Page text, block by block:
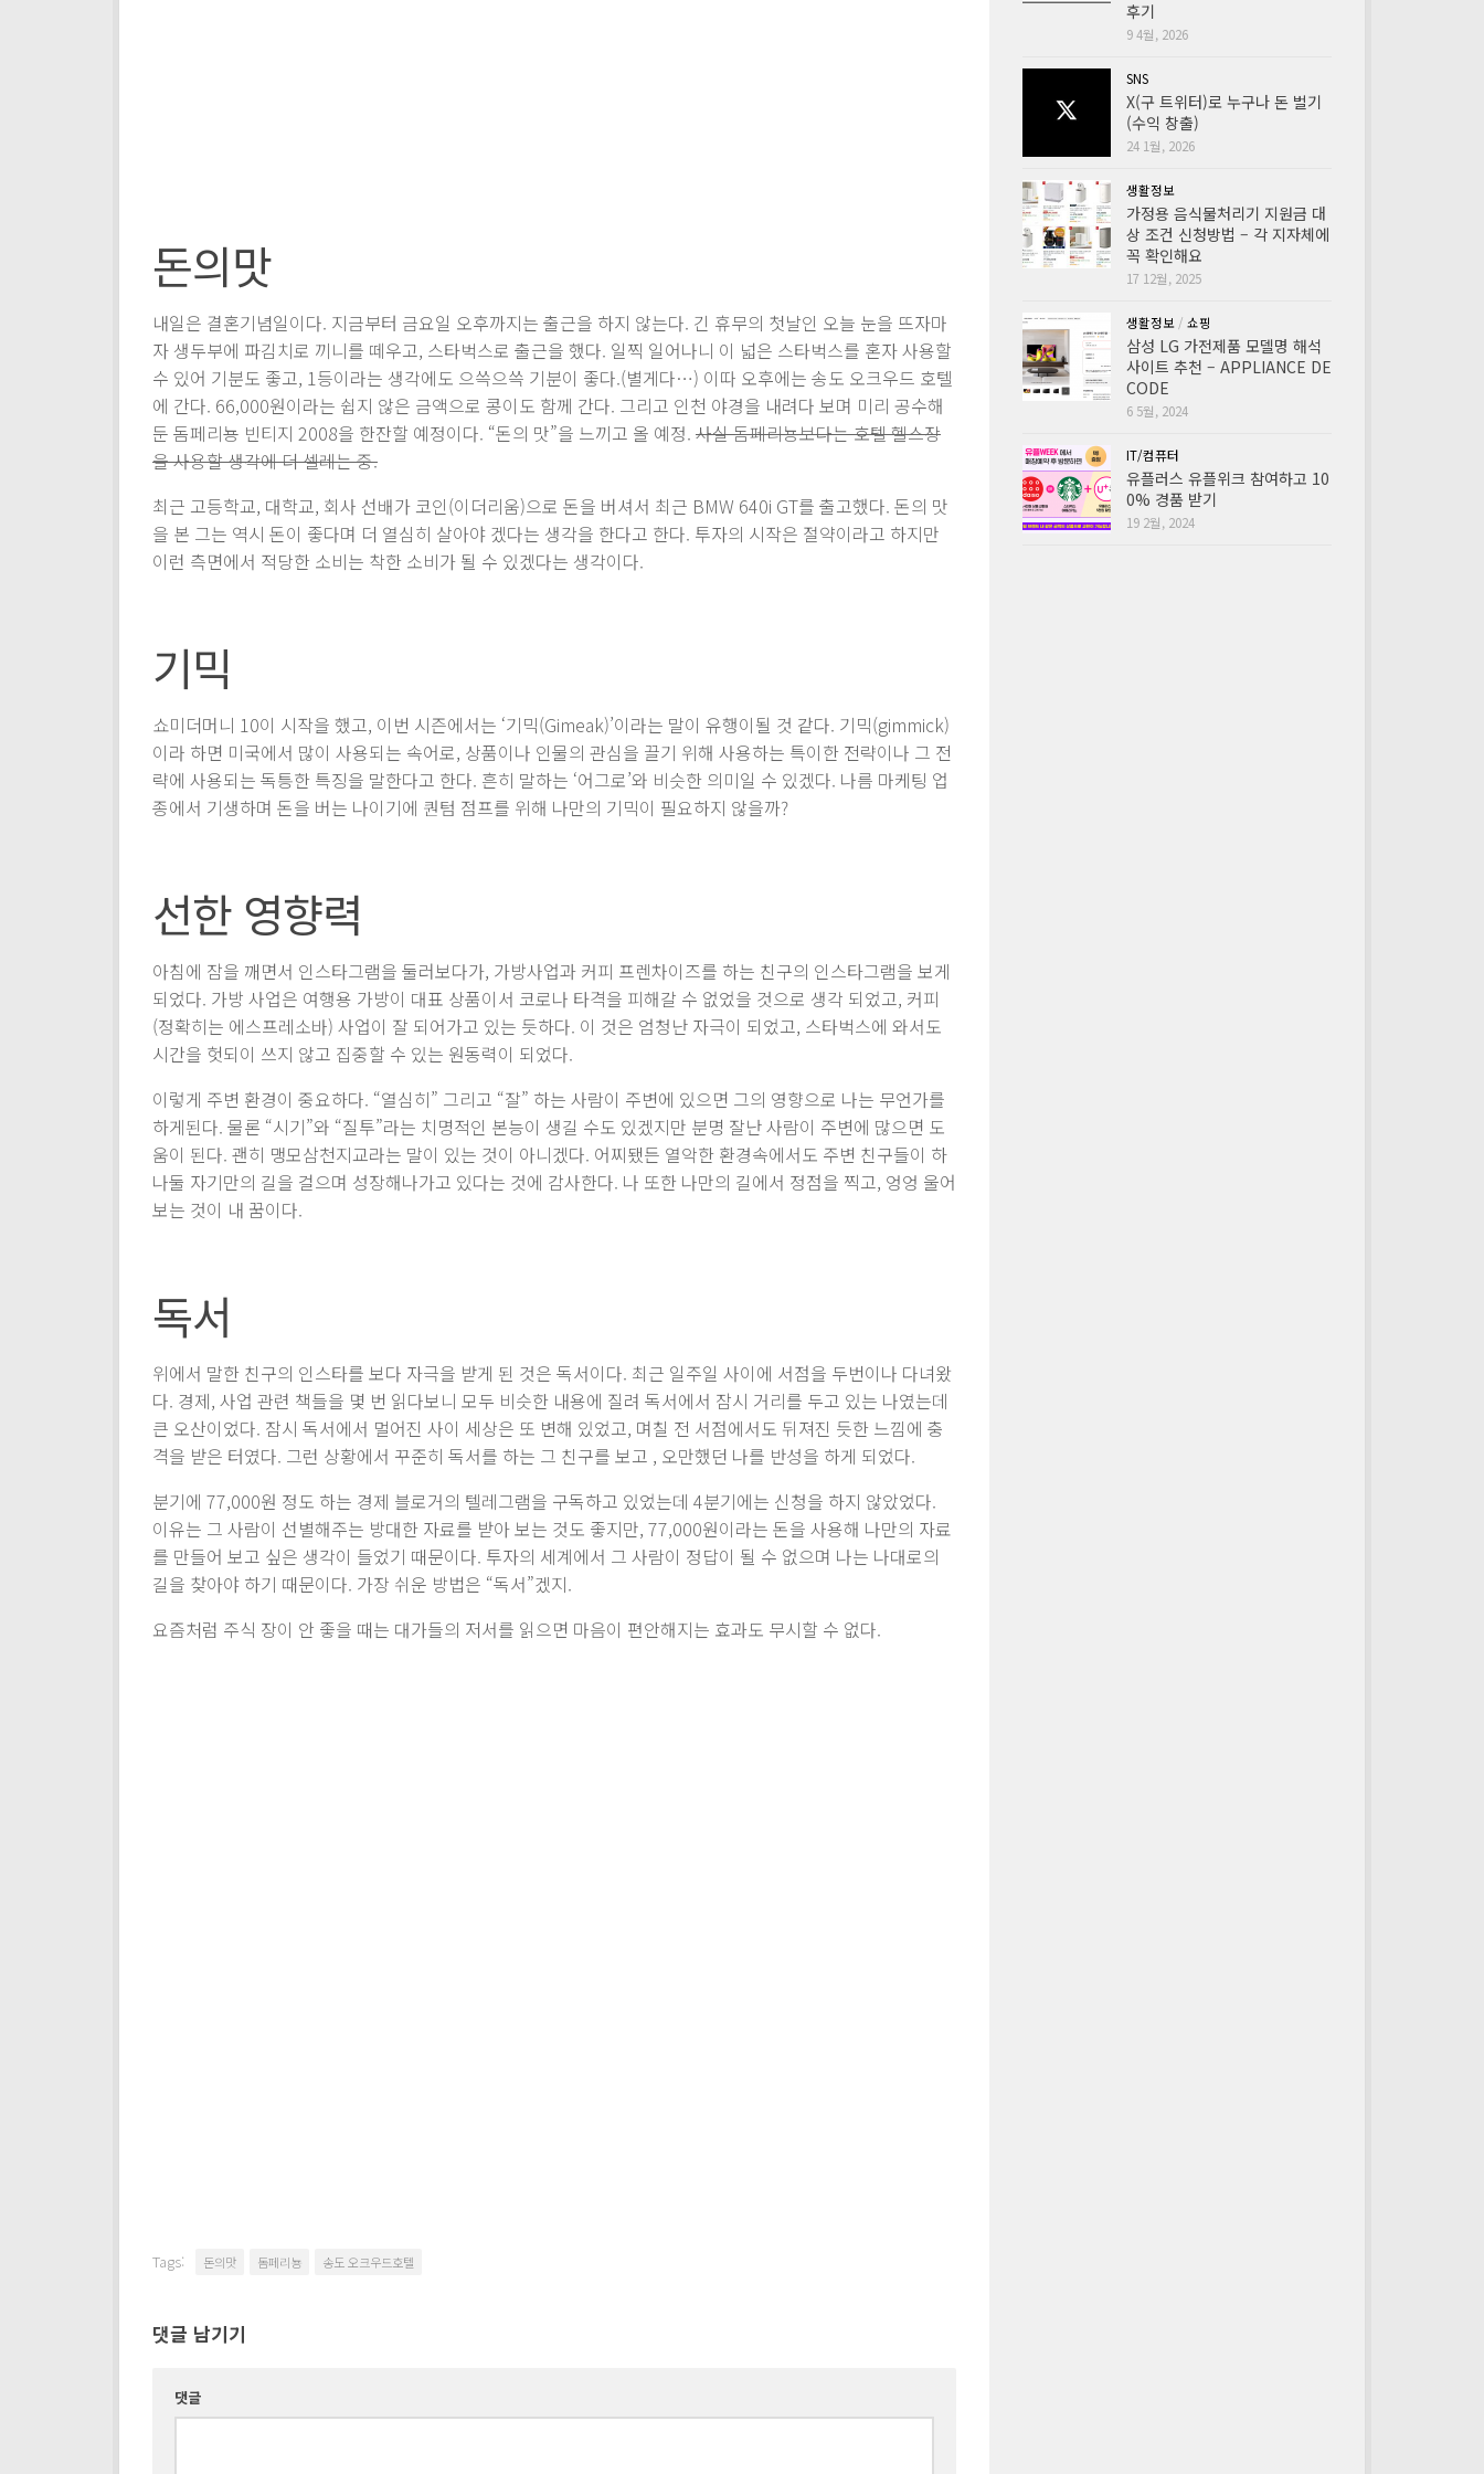
돈의맛
내일은 결혼기념일이다. 지금부터 금요일 오후까지는 출근을 하지 않는다. 긴 휴무의 첫날인 오늘 눈을 뜨자마
자 생두부에 파김치로 끼니를 떼우고, 스타벅스로 출근을 했다. 일찍 일어나니 이 넓은 스타벅스를 혼자 사용할
수 있어 기분도 좋고, 1등이라는 생각에도 으쓱으쓱 기분이 좋다.(별게다…) 이따 오후에는 송도 오크우드 호텔
에 간다. 66,000원이라는 쉽지 않은 금액으로 콩이도 함께 간다. 그리고 인천 야경을 내려다 보며 미리 공수해
둔 돔페리뇽 빈티지 2008을 한잔할 예정이다. “돈의 맛”을 느끼고 올 예정. 사실 돔페리뇽보다는 호텔 헬스장
을 사용할 생각에 더 셀레는 중.
최근 고등학교, 대학교, 회사 선배가 코인(이더리움)으로 돈을 버셔서 최근 BMW 640i GT를 출고했다. 돈의 맛
을 본 그는 역시 돈이 좋다며 더 열심히 살아야 겠다는 생각을 한다고 한다. 투자의 시작은 절약이라고 하지만
이런 측면에서 적당한 소비는 착한 소비가 될 수 있겠다는 생각이다.
기믹
쇼미더머니 10이 시작을 했고, 이번 시즌에서는 ‘기믹(Gimeak)’이라는 말이 유행이될 것 같다. 기믹(gimmick)
이라 하면 미국에서 많이 사용되는 속어로, 상품이나 인물의 관심을 끌기 위해 사용하는 특이한 전략이나 그 전
략에 사용되는 독틍한 특징을 말한다고 한다. 흔히 말하는 ‘어그로’와 비슷한 의미일 수 있겠다. 나름 마케팅 업
종에서 기생하며 돈을 버는 나이기에 퀀텀 점프를 위해 나만의 기믹이 필요하지 않을까?
선한 영향력
아침에 잠을 깨면서 인스타그램을 둘러보다가, 가방사업과 커피 프렌차이즈를 하는 친구의 인스타그램을 보게
되었다. 가방 사업은 여행용 가방이 대표 상품이서 코로나 타격을 피해갈 수 없었을 것으로 생각 되었고, 커피
(정확히는 에스프레소바) 사업이 잘 되어가고 있는 듯하다. 이 것은 엄청난 자극이 되었고, 스타벅스에 와서도
시간을 헛되이 쓰지 않고 집중할 수 있는 원동력이 되었다.
이렇게 주변 환경이 중요하다. “열심히” 그리고 “잘” 하는 사람이 주변에 있으면 그의 영향으로 나는 무언가를
하게된다. 물론 “시기”와 “질투”라는 치명적인 본능이 생길 수도 있겠지만 분명 잘난 사람이 주변에 많으면 도
움이 된다. 괜히 맹모삼천지교라는 말이 있는 것이 아니겠다. 어찌됐든 열악한 환경속에서도 주변 친구들이 하
나둘 자기만의 길을 걸으며 성장해나가고 있다는 것에 감사한다. 나 또한 나만의 길에서 정점을 찍고, 엉엉 울어
보는 것이 내 꿈이다.
독서
위에서 말한 친구의 인스타를 보다 자극을 받게 된 것은 독서이다. 최근 일주일 사이에 서점을 두번이나 다녀왔
다. 경제, 사업 관련 책들을 몇 번 읽다보니 모두 비슷한 내용에 질려 독서에서 잠시 거리를 두고 있는 나였는데
큰 오산이었다. 잠시 독서에서 멀어진 사이 세상은 또 변해 있었고, 며칠 전 서점에서도 뒤져진 듯한 느낌에 충
격을 받은 터였다. 그런 상황에서 꾸준히 독서를 하는 그 친구를 보고 , 오만했던 나를 반성을 하게 되었다.
분기에 77,000원 정도 하는 경제 블로거의 텔레그램을 구독하고 있었는데 4분기에는 신청을 하지 않았었다.
이유는 그 사람이 선별해주는 방대한 자료를 받아 보는 것도 좋지만, 77,000원이라는 돈을 사용해 나만의 자료
를 만들어 보고 싶은 생각이 들었기 때문이다. 투자의 세계에서 그 사람이 정답이 될 수 없으며 나는 나대로의
길을 찾아야 하기 때문이다. 가장 쉬운 방법은 “독서”겠지.
요즘처럼 주식 장이 안 좋을 때는 대가들의 저서를 읽으면 마음이 편안해지는 효과도 무시할 수 없다.
Tags: 돈의맛 돔페리뇽 송도 오크우드호텔
댓글 남기기
댓글
후기
9 4월, 2026
SNS
X(구 트위터)로 누구나 돈 벌기
(수익 창출)
24 1월, 2026
생활정보
가정용 음식물처리기 지원금 대
상 조건 신청방법 – 각 지자체에
꼭 확인해요
17 12월, 2025
생활정보 / 쇼핑
삼성 LG 가전제품 모델명 해석
사이트 추천 – APPLIANCE DE
CODE
6 5월, 2024
IT/컴퓨터
유플러스 유플위크 참여하고 10
0% 경품 받기
19 2월, 2024